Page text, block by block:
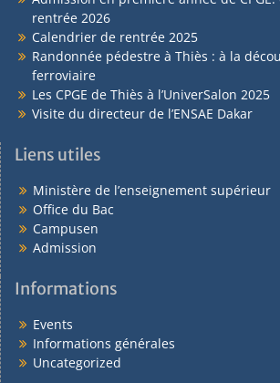
rentrée 2026
Calendrier de rentrée 2025
Randonnée pédestre à Thiès : à la
ferroviaire
Les CPGE de Thiès à l’UniverSalon 2025
Visite du directeur de l’ENSAE Dakar
Liens utiles
Ministère de l’enseignement supérieur
Office du Bac
Campusen
Admission
Informations
Events
Informations générales
Uncategorized